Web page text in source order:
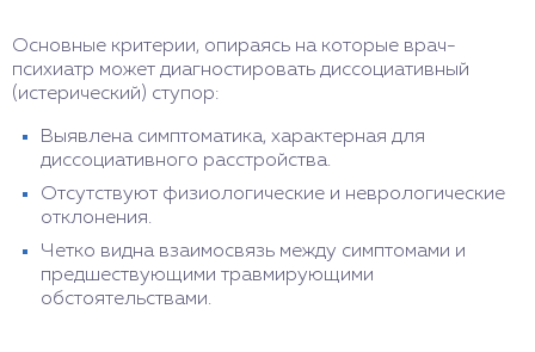
Основные критерии, опираясь на которые врач-
психиатр может диагностировать диссоциативный
(истерический) ступор:
Выявлена симптоматика, характерная для
диссоциативного расстройства.
Отсутствуют физиологические и неврологические
отклонения.
Четко видна взаимосвязь между симптомами и
предшествующими травмирующими
обстоятельствами.